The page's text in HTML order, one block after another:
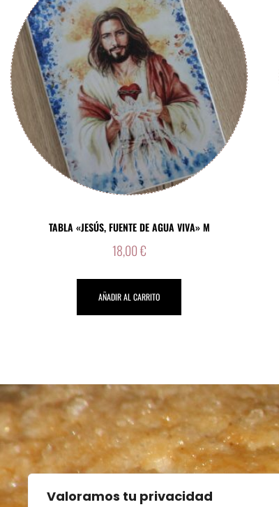
Valoramos tu privacidad
TABLA «JESÚS, FUENTE DE AGUA VIVA» M
18,00€
AÑADIR AL CARRITO